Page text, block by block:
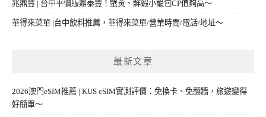
兆鼎豐 | 台中平價版鼎泰豐！蟹黃、鮮蝦小籠包CP值夠高～
華得來菜單 |台中飲料推薦，華得來菜單/營業時間/電話/地址～
最新文章
2026澳門eSIM推薦 | KUS eSIM實測評價：免換卡、免翻牆，旅遊變得
好簡單～